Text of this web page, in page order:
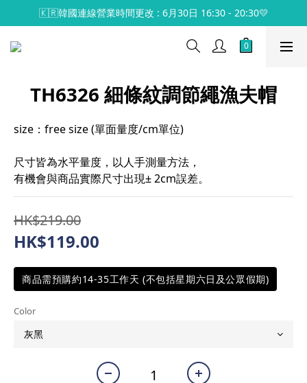
🇰🇷韓國連線營業時間更改 : 6月30日 16:30 - 20:30💛
TH6326 細條紋調節繩漁夫帽
size：free size (單面量度/cm單位)
尺寸皆為水平量度，以人手測量方法，
有機會與商品實際尺寸出現± 2cm誤差。
HK$219.00
HK$119.00
商品需預購約14-35工作天 (不包括星期六日及公眾假期)
Color